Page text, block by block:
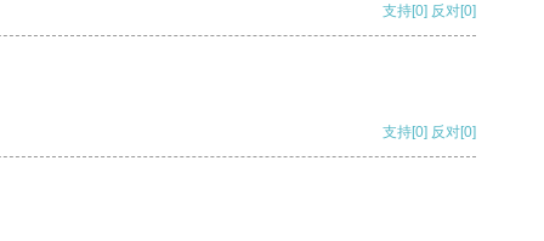
支持[0] 反对[0]
支持[0] 反对[0]